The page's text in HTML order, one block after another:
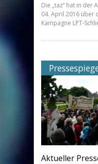
Die „taz“ hat in der
04. April 2016 über
Kampagne LPT-
Aktueller